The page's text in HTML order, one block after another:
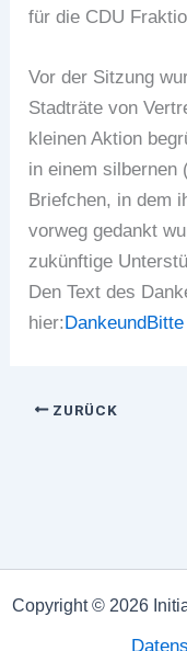
für die CDU
Vor der Sitzung
Stadträte von
kleinen Aktion
in einem silbernen
Briefchen, in dem
vorweg gedankt
zukünftige
Den Text des
hier:DankeundBitte
ZURÜCK
Copyright © 2026